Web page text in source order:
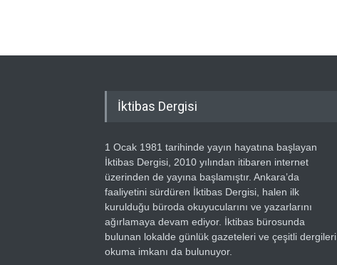
İktibas Dergisi
1 Ocak 1981 tarihinde yayın hayatına başlayan
İktibas Dergisi, 2010 yılından itibaren internet
üzerinden de yayına başlamıştır. Ankara’da
faaliyetini sürdüren İktibas Dergisi, halen ilk
kurulduğu büroda okuyucularını ve yazarlarını
ağırlamaya devam ediyor. İktibas bürosunda
bulunan lokalde günlük gazeteleri ve çeşitli dergileri
okuma imkanı da bulunuyor.